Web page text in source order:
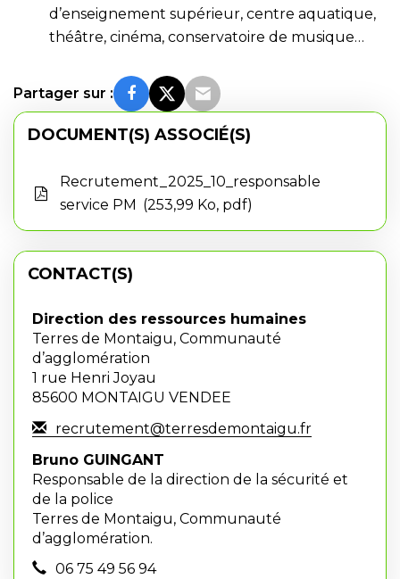
d’enseignement supérieur, centre aquatique,
théâtre, cinéma, conservatoire de musique…
Partager sur :
DOCUMENT(S) ASSOCIÉ(S)
Recrutement_2025_10_responsable
service PM
253,99 Ko, pdf
CONTACT(S)
Direction des ressources humaines
Terres de Montaigu, Communauté
d’agglomération
1 rue Henri Joyau
85600 MONTAIGU VENDEE
recrutement@terresdemontaigu.fr
Bruno GUINGANT
Responsable de la direction de la sécurité et
de la police
Terres de Montaigu, Communauté
d’agglomération.
06 75 49 56 94